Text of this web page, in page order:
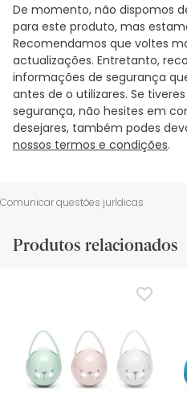
De momento, não dispomos
para este produto, mas
Recomendamos que voltes
actualizações. Entretanto,
informações de segurança
antes de o utilizares. Se
segurança, não hesites em
desejares, também podes
nossos termos e condições.
Comunicar questões jurídicas
Produtos relacionados